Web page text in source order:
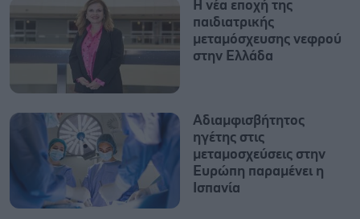
Η νέα εποχή της
παιδιατρικής
μεταμόσχευσης νεφρού
στην Ελλάδα
Αδιαμφισβήτητος
ηγέτης στις
μεταμοσχεύσεις στην
Ευρώπη παραμένει η
Ισπανία